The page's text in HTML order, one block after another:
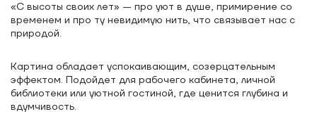
«С высоты своих лет» — про уют в душе, примирение со
временем и про ту невидимую нить, что связывает нас с
природой.
Картина обладает успокаивающим, созерцательным
эффектом. Подойдет для рабочего кабинета, личной
библиотеки или уютной гостиной, где ценится глубина и
вдумчивость.